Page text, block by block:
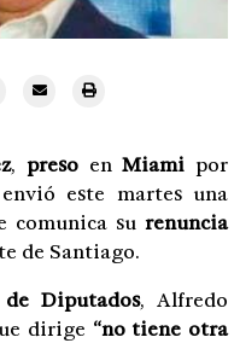
, presoenMiami por
este martes una
comunica su renuncia
de Santiago.
de Diputados, Alfredo
dirige “no tiene otra